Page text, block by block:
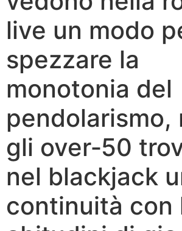
live un modo
spezzare la
monotonia del
pendolarismo,
gli over‑50
nel blackjack
continuità con